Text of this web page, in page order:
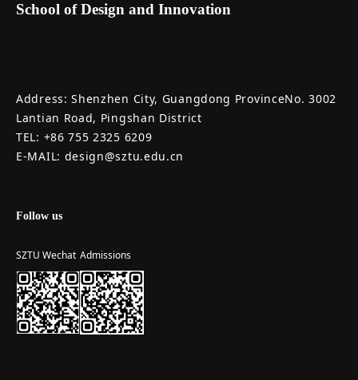
School of Design and Innovation
Address: Shenzhen City, Guangdong ProvinceNo. 3002
Lantian Road, Pingshan District
TEL: +86 755 2325 6209
E-MAIL: design@sztu.edu.cn
Follow us
SZTU Wechat Admissions